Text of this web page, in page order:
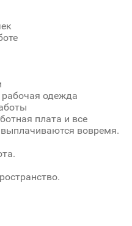
одежда
плата и все
вовремя.